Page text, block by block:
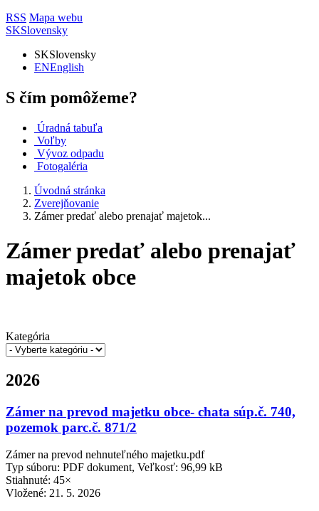
RSS Mapa webu
SKSlovensky
SKSlovensky
ENEnglish
S čím pomôžeme?
Úradná tabuľa
Voľby
Vývoz odpadu
Fotogaléria
Úvodná stránka
Zverejňovanie
Zámer predať alebo prenajať majetok...
Zámer predať alebo prenajať
majetok obce
Kategória
2026
Zámer na prevod majetku obce- chata súp.č. 740,
pozemok parc.č. 871/2
Zámer na prevod nehnuteľného majetku.pdf
Typ súboru: PDF dokument, Veľkosť: 96,99 kB
Stiahnuté: 45×
Vložené: 21. 5. 2026